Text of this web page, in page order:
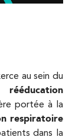
au sein du
rééducation
portée à la
respiratoire
dans la